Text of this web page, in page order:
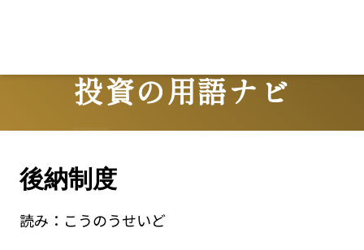
投資の用語ナビ
Terms
後納制度
読み： こうのうせいど